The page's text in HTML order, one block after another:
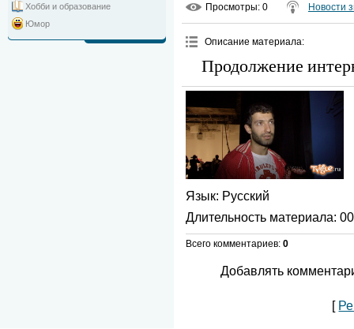
Хобби и образование
Юмор
Просмотры: 0 Новости
Описание материала:
Продолжение
Язык: Русский
Длительность материала:
Всего комментариев: 0
Добавлять
[